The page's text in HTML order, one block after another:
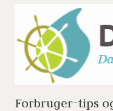
Forbruger-tips